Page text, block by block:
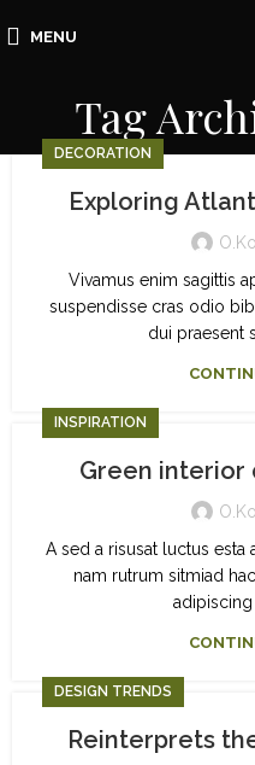
MENU
Tag
DECORATION
Exploring
Vivamus enim sagittis
suspendisse cras odio
dui praesent
INSPIRATION
Green interior
A sed a risusat luctus
nam rutrum sitmiad
adipiscing
DESIGN TRENDS
Reinterprets